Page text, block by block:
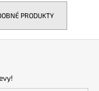
PRODUKTY